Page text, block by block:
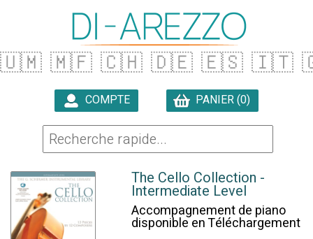
🇺🇲 🇲🇫 🇨🇭 🇩🇪 🇪🇸 🇮🇹
COMPTE PANIER (0)
The Cello Collection -
Intermediate Level
Accompagnement de piano
disponible en Téléchargement